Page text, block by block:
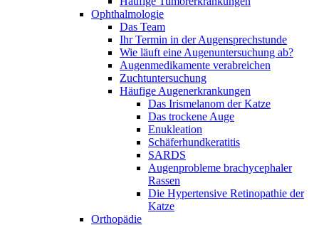
Ophthalmologie
Das Team
Ihr Termin in der Augensprechstunde
Wie läuft eine Augenuntersuchung ab?
Augenmedikamente verabreichen
Zuchtuntersuchung
Häufige Augenerkrankungen
Das Irismelanom der Katze
Das trockene Auge
Enukleation
Schäferhundkeratitis
SARDS
Augenprobleme brachycephaler
Rassen
Die Hypertensive Retinopathie der
Katze
Orthopädie